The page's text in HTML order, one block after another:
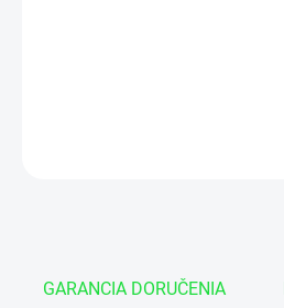
GARANCIA DORUČENIA